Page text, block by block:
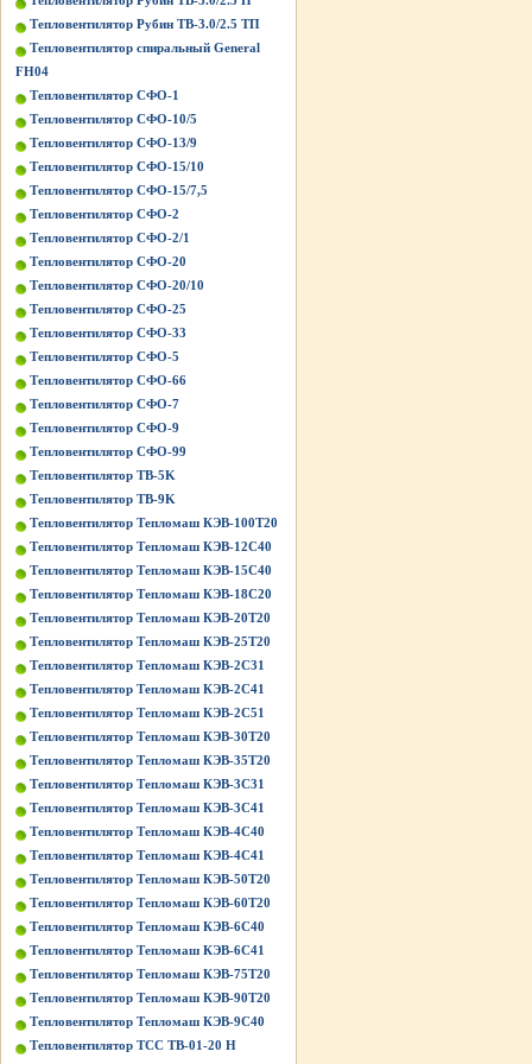
Тепловентилятор Рубин ТВ-3.0/2.5 ТП
Тепловентилятор спиральный General
FH04
Тепловентилятор СФО-1
Тепловентилятор СФО-10/5
Тепловентилятор СФО-13/9
Тепловентилятор СФО-15/10
Тепловентилятор СФО-15/7,5
Тепловентилятор СФО-2
Тепловентилятор СФО-2/1
Тепловентилятор СФО-20
Тепловентилятор СФО-20/10
Тепловентилятор СФО-25
Тепловентилятор СФО-33
Тепловентилятор СФО-5
Тепловентилятор СФО-66
Тепловентилятор СФО-7
Тепловентилятор СФО-9
Тепловентилятор СФО-99
Тепловентилятор ТВ-5K
Тепловентилятор ТВ-9K
Тепловентилятор Тепломаш КЭВ-100Т20
Тепловентилятор Тепломаш КЭВ-12С40
Тепловентилятор Тепломаш КЭВ-15С40
Тепловентилятор Тепломаш КЭВ-18С20
Тепловентилятор Тепломаш КЭВ-20Т20
Тепловентилятор Тепломаш КЭВ-25Т20
Тепловентилятор Тепломаш КЭВ-2С31
Тепловентилятор Тепломаш КЭВ-2С41
Тепловентилятор Тепломаш КЭВ-2С51
Тепловентилятор Тепломаш КЭВ-30Т20
Тепловентилятор Тепломаш КЭВ-35Т20
Тепловентилятор Тепломаш КЭВ-3С31
Тепловентилятор Тепломаш КЭВ-3С41
Тепловентилятор Тепломаш КЭВ-4С40
Тепловентилятор Тепломаш КЭВ-4С41
Тепловентилятор Тепломаш КЭВ-50Т20
Тепловентилятор Тепломаш КЭВ-60Т20
Тепловентилятор Тепломаш КЭВ-6С40
Тепловентилятор Тепломаш КЭВ-6С41
Тепловентилятор Тепломаш КЭВ-75Т20
Тепловентилятор Тепломаш КЭВ-90Т20
Тепловентилятор Тепломаш КЭВ-9С40
Тепловентилятор ТСС ТВ-01-20 Н